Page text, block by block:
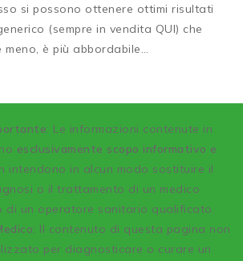
si possono ottenere ottimi risultati
(sempre in vendita QUI) che
meno, è più abbordabile…
: Le informazioni contenute in
esclusivamente scopo informativo e
intendono in alcun modo sostituire il
o il trattamento di un medico
di un operatore sanitario qualificato.
Il contenuto di questa pagina non
per diagnosticare o curare un